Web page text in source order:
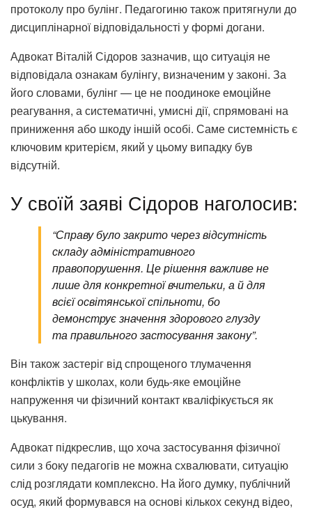
протоколу про булінг. Педагогиню також притягнули до
дисциплінарної відповідальності у формі догани.
Адвокат Віталій Сідоров зазначив, що ситуація не
відповідала ознакам булінгу, визначеним у законі. За
його словами, булінг — це не поодиноке емоційне
реагування, а систематичні, умисні дії, спрямовані на
приниження або шкоду іншій особі. Саме системність є
ключовим критерієм, який у цьому випадку був
відсутній.
У своїй заяві Сідоров наголосив:
“Справу було закрито через відсутність
складу адміністративного
правопорушення. Це рішення важливе не
лише для конкретної вчительки, а й для
всієї освітянської спільноти, бо
демонструє значення здорового глузду
та правильного застосування закону”.
Він також застеріг від спрощеного тлумачення
конфліктів у школах, коли будь-яке емоційне
напруження чи фізичний контакт кваліфікується як
цькування.
Адвокат підкреслив, що хоча застосування фізичної
сили з боку педагогів не можна схвалювати, ситуацію
слід розглядати комплексно. На його думку, публічний
осуд, який формувався на основі кількох секунд відео,